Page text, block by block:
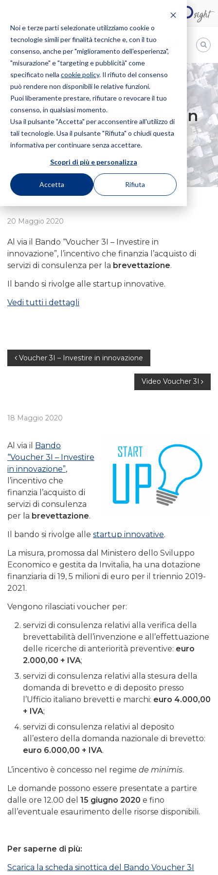
Noi e terze parti selezionate utilizziamo cookie o
tecnologie simili per finalità tecniche e, con il tuo
consenso, anche per "miglioramento dell'esperienza",
"misurazione" e "targeting e pubblicità" come
specificato nella cookie policy. Il rifiuto del consenso
può rendere non disponibili le relative funzioni.
Puoi liberamente prestare, rifiutare o revocare il tuo
consenso, in qualsiasi momento.
Usa il pulsante "Accetta" per acconsentire all'utilizzo di
tali tecnologie. Usa il pulsante "Rifiuta" o chiudi questa
informativa per continuare senza accettare.
Scopri di più e personalizza
Accetta Rifiuta
Bugnion
The
way
HOME NEWS VOUCHER 3I – INVESTIRE IN INNOVAZIONE
Voucher 3I – Investire in
innovazione
20 Maggio 2020
Al via il Bando “Voucher 3I – Investire in
innovazione”, l’incentivo che finanzia l’acquisto di
servizi di consulenza per la brevettazione.
Il bando si rivolge alle startup innovative.
Vedi tutti i dettagli
Navigazione
Voucher 3I – Investire in innovazione
Video Voucher 3I
18 Maggio 2020
Al via il
Bando
“Voucher 3I – Investire
in innovazione”,
l’incentivo che
finanzia l’acquisto di
servizi di consulenza
per la brevettazione.
Il bando si rivolge alle startup innovative.
La misura, promossa dal Ministero dello Sviluppo
Economico e gestita da Invitalia, ha una dotazione
finanziaria di 19, 5 milioni di euro per il triennio 2019-
2021.
Vengono rilasciati voucher per:
servizi di consulenza relativi alla verifica della
brevettabilità dell’invenzione e all’effettuazione
delle ricerche di anteriorità preventive: euro
2.000,00 + IVA;
servizi di consulenza relativi alla stesura della
domanda di brevetto e di deposito presso
l’Ufficio italiano brevetti e marchi: euro 4.000,00
+ IVA;
servizi di consulenza relativi al deposito
all’estero della domanda nazionale di brevetto:
euro 6.000,00 + IVA.
L’incentivo è concesso nel regime de minimis.
Le domande possono essere presentate a partire
dalle ore 12.00 del 15 giugno 2020 e fino
all’eventuale esaurimento delle risorse disponibili.
Per saperne di più:
Scarica la scheda sinottica del Bando Voucher 3I